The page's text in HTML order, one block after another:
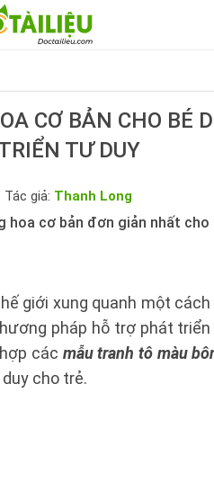
CƠ BẢN CHO BÉ
TƯ DUY
giả: Thanh Long
hoa cơ bản đơn giản nhất
giới xung quanh một cách
pháp hỗ trợ phát
các mẫu tranh tô màu
cho trẻ.